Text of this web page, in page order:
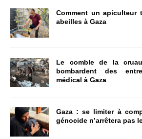
Comment un apiculteur
abeilles à Gaza
Le comble de la
bombardent des
médical à Gaza
Gaza : se limiter à
génocide n’arrêtera pas